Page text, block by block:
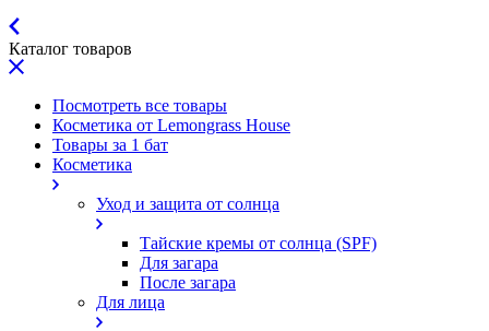
Каталог товаров
Посмотреть все товары
Косметика от Lemongrass House
Товары за 1 бат
Косметика
Уход и защита от солнца
Тайские кремы от солнца (SPF)
Для загара
После загара
Для лица